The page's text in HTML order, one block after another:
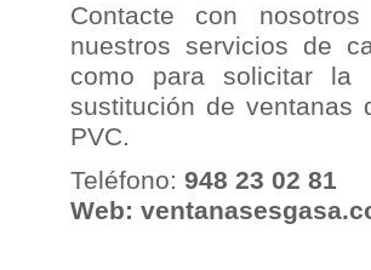
Contacte con
nuestros servicios de
como para solicitar la
sustitución de ventanas
PVC.
Teléfono: 948 23 02 81
Web: